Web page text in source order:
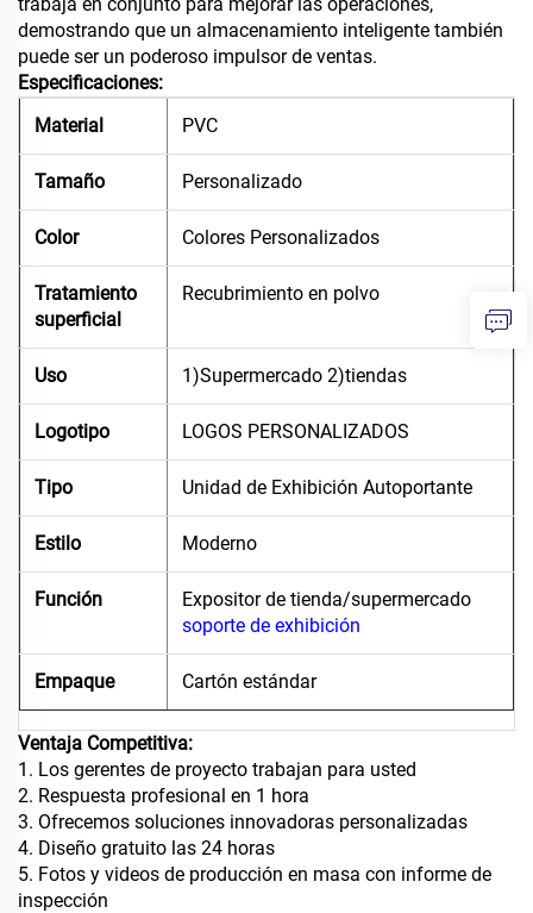
demostrando que un almacenamiento inteligente también
puede ser un poderoso impulsor de ventas.
Especificaciones:
Material
PVC
Tamaño Personalizado
Color Colores Personalizados
Tratamiento
superficial
Recubrimiento en polvo
Uso 1)Supermercado 2)tiendas
Logotipo LOGOS PERSONALIZADOS
Tipo Unidad de Exhibición Autoportante
Estilo Moderno
Función
Expositor de tienda/supermercado
soporte de exhibición
Empaque Cartón estándar
Ventaja Competitiva:
1. Los gerentes de proyecto trabajan para usted
2. Respuesta profesional en 1 hora
3. Ofrecemos soluciones innovadoras personalizadas
4. Diseño gratuito las 24 horas
5. Fotos y videos de producción en masa con informe de
inspección